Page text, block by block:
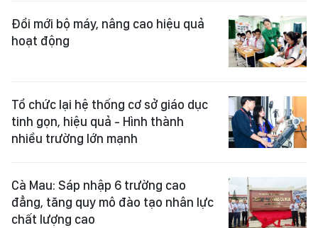
Đổi mới bộ máy, nâng cao hiệu quả
hoạt động
Tổ chức lại hệ thống cơ sở giáo dục
tinh gọn, hiệu quả - Hình thành
nhiều trường lớn mạnh
Cà Mau: Sáp nhập 6 trường cao
đẳng, tăng quy mô đào tạo nhân lực
chất lượng cao